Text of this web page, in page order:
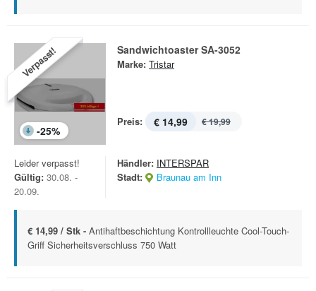
Verpasst!
-25%
Sandwichtoaster SA-3052
Marke: Tristar
Preis: € 14,99 € 19,99
Leider verpasst!
Gültig: 30.08. -
20.09.
Händler: INTERSPAR
Stadt:
Braunau am Inn
€ 14,99 / Stk - Antihaftbeschichtung Kontrollleuchte Cool-Touch-
Griff Sicherheitsverschluss 750 Watt